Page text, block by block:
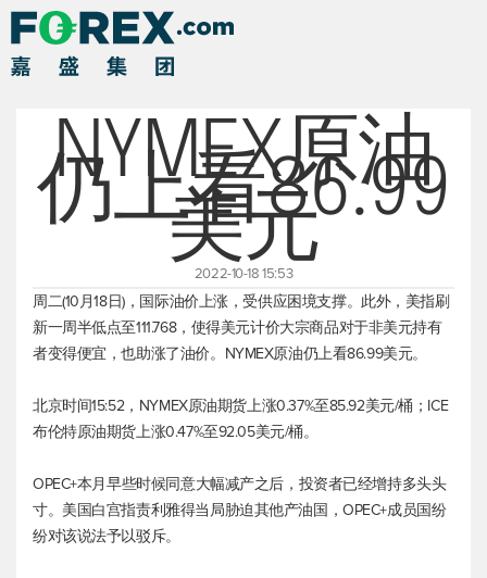
NYMEX原油
仍上看86.99
美元
2022-10-18 15:53
周二(10月18日)，国际油价上涨，受供应困境支撑。此外，美指刷
新一周半低点至111.768，使得美元计价大宗商品对于非美元持有
者变得便宜，也助涨了油价。NYMEX原油仍上看86.99美元。
北京时间15:52，NYMEX原油期货上涨0.37%至85.92美元/桶；ICE
布伦特原油期货上涨0.47%至92.05美元/桶。
OPEC+本月早些时候同意大幅减产之后，投资者已经增持多头头
寸。美国白宫指责利雅得当局胁迫其他产油国，OPEC+成员国纷
纷对该说法予以驳斥。